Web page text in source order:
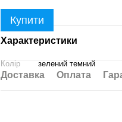
Купити
Характеристики
Колір зелений темний
Доставка Оплата